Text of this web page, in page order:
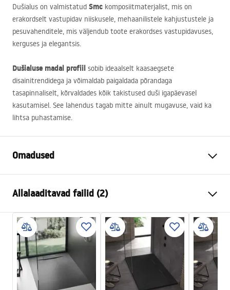
Dušialus on valmistatud Smc komposiitmaterjalist, mis on
erakordselt vastupidav niiskusele, mehaanilistele kahjustustele ja
pesuvahenditele, mis väljendub toote erakordses vastupidavuses,
kerguses ja elegantsis.
Dušialuse madal profiil sobib ideaalselt kaasaegsete
disainitrendidega ja võimaldab paigaldada põrandaga
tasapinnaliselt, kõrvaldades kõik takistused duši igapäevasel
kasutamisel. See lahendus tagab mitte ainult mugavuse, vaid ka
lihtsa puhastamise.
Omadused
Materjal
Pikkus
1000mm
Laius
800 mm
Kõrgus
25mm
Paigaldusviis
Põrandal, Süvistatav
Äravoolu läbimõõt
90
mm
Allalaaditavad failid (2)
paigaldusjuhised
manual - EE.pdf
Kokkupaneku juhised
Shower tray.pdf